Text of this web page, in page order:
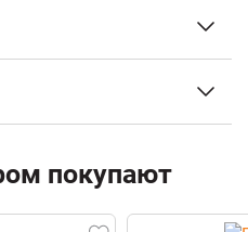
ними используется
температурой 1200
абсолютно герметична!
объемная,
С
установки
покупают